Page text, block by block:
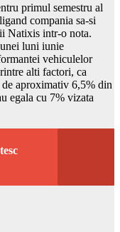
primul semestru al
compania sa-si
Natixis intr-o nota.
luni iunie
vehiculelor
alti factori, ca
aproximativ 6,5% din
egala cu 7% vizata